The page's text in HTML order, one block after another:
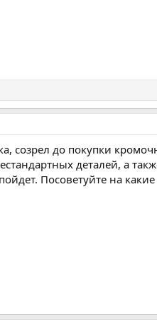
созрел до покупки
деталей, а
Посоветуйте на